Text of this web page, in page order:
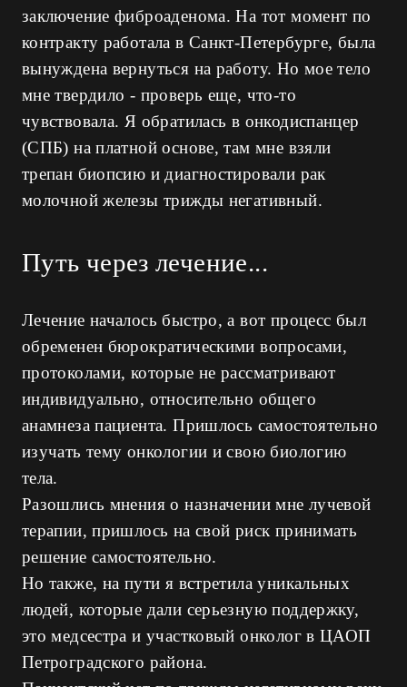
заключение фиброаденома. На тот момент по
контракту работала в Санкт-Петербурге, была
вынуждена вернуться на работу. Но мое тело
мне твердило - проверь еще, что-то
чувствовала. Я обратилась в онкодиспанцер
(СПБ) на платной основе, там мне взяли
трепан биопсию и диагностировали рак
молочной железы трижды негативный.
Путь через лечение...
Лечение началось быстро, а вот процесс был
обременен бюрократическими вопросами,
протоколами, которые не рассматривают
индивидуально, относительно общего
анамнеза пациента. Пришлось самостоятельно
изучать тему онкологии и свою биологию
тела.
Разошлись мнения о назначении мне лучевой
терапии, пришлось на свой риск принимать
решение самостоятельно.
Но также, на пути я встретила уникальных
людей, которые дали серьезную поддержку,
это медсестра и участковый онколог в ЦАОП
Петроградского района.